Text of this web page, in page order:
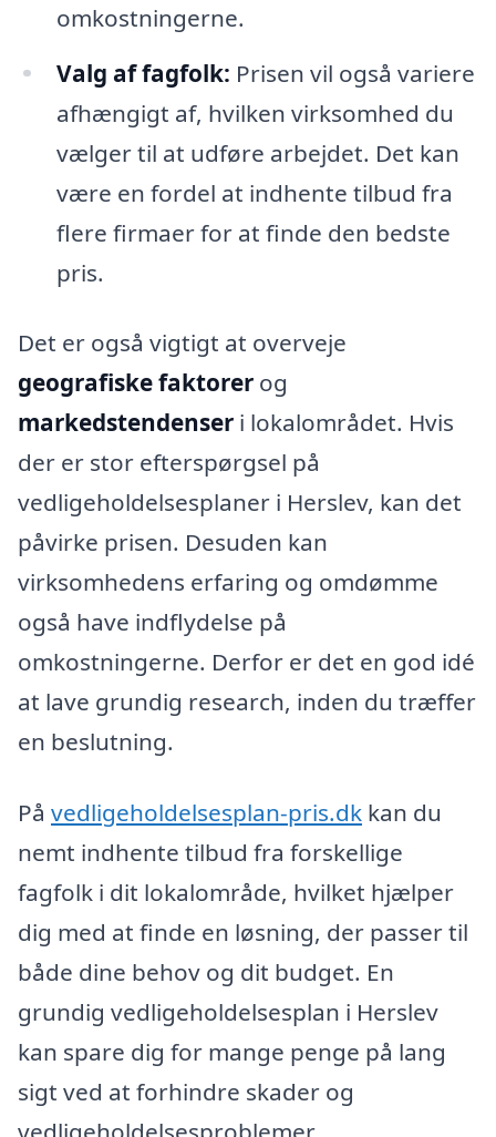
omkostningerne.
Valg af fagfolk: Prisen vil også variere
afhængigt af, hvilken virksomhed du
vælger til at udføre arbejdet. Det kan
være en fordel at indhente tilbud fra
flere firmaer for at finde den bedste
pris.
Det er også vigtigt at overveje
geografiske faktorer og
markedstendenser i lokalområdet. Hvis
der er stor efterspørgsel på
vedligeholdelsesplaner i Herslev, kan det
påvirke prisen. Desuden kan
virksomhedens erfaring og omdømme
også have indflydelse på
omkostningerne. Derfor er det en god idé
at lave grundig research, inden du træffer
en beslutning.
På vedligeholdelsesplan-pris.dk kan du
nemt indhente tilbud fra forskellige
fagfolk i dit lokalområde, hvilket hjælper
dig med at finde en løsning, der passer til
både dine behov og dit budget. En
grundig vedligeholdelsesplan i Herslev
kan spare dig for mange penge på lang
sigt ved at forhindre skader og